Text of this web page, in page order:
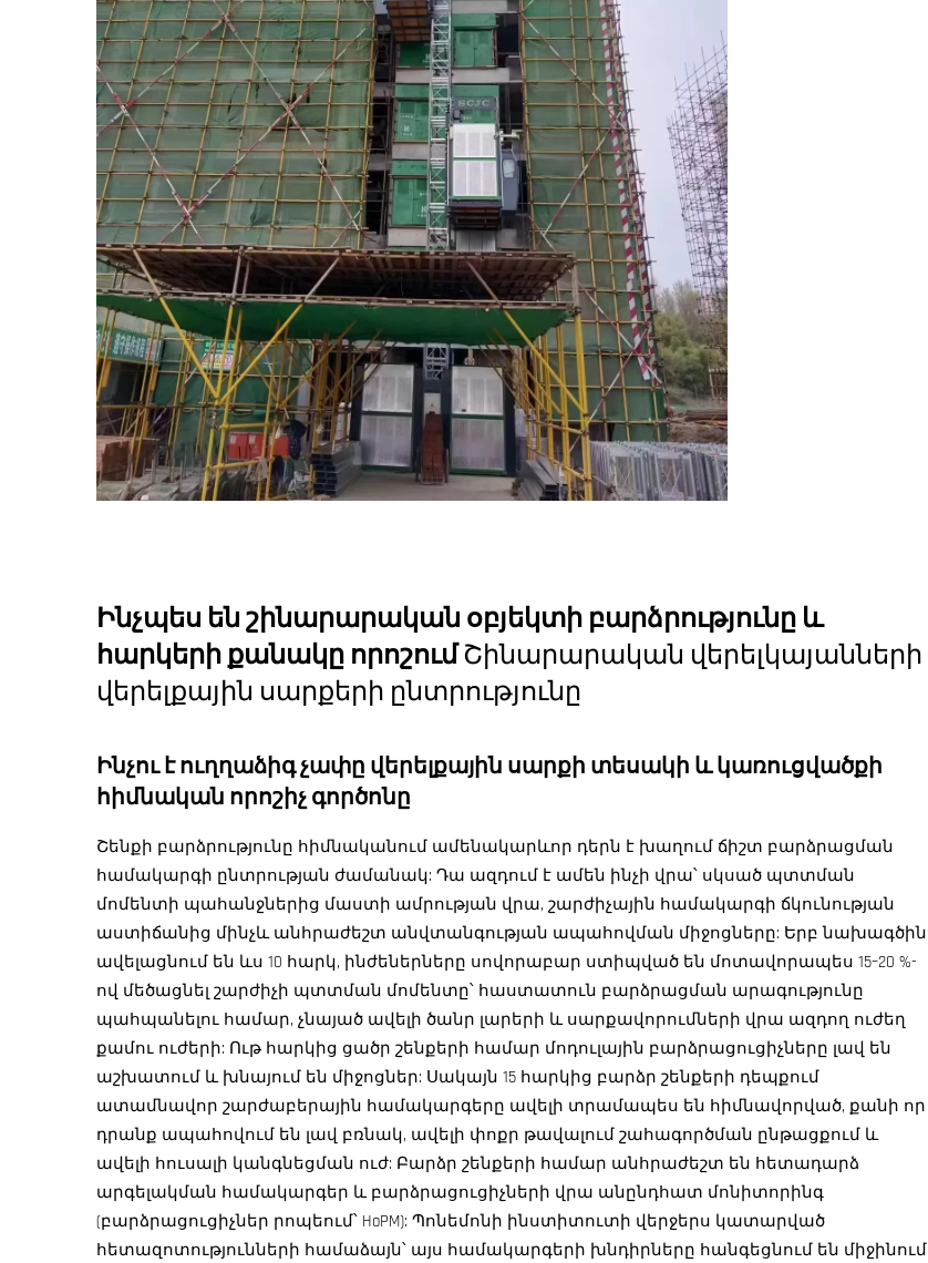
Ինչպես են շինարարական օբյեկտի բարձրությունը և
հարկերի քանակը որոշումՇինարարական վերելկայանների
վերելքային սարքերի ընտրությունը
Ինչու է ուղղաձիգ չափը վերելքային սարքի տեսակի և կառուցվածքի
հիմնական որոշիչ գործոնը
Շենքի բարձրությունը հիմնականում ամենակարևոր դերն է խաղում ճիշտ բարձրացման
համակարգի ընտրության ժամանակ: Դա ազդում է ամեն ինչի վրա՝ սկսած պտտման
մոմենտի պահանջներից մաստի ամրության վրա, շարժիչային համակարգի ճկունության
աստիճանից մինչև անհրաժեշտ անվտանգության ապահովման միջոցները: Երբ նախագծին
ավելացնում են ևս 10 հարկ, ինժեներները սովորաբար ստիպված են մոտավորապես 15–20 %-
ով մեծացնել շարժիչի պտտման մոմենտը՝ հաստատուն բարձրացման արագությունը
պահպանելու համար, չնայած ավելի ծանր լարերի և սարքավորումների վրա ազդող ուժեղ
քամու ուժերի: Ութ հարկից ցածր շենքերի համար մոդուլային բարձրացուցիչները լավ են
աշխատում և խնայում են միջոցներ: Սակայն 15 հարկից բարձր շենքերի դեպքում
ատամնավոր շարժաբերային համակարգերը ավելի տրամապես են հիմնավորված, քանի որ
դրանք ապահովում են լավ բռնակ, ավելի փոքր թավալում շահագործման ընթացքում և
ավելի հուսալի կանգնեցման ուժ: Բարձր շենքերի համար անհրաժեշտ են հետադարձ
արգելակման համակարգեր և բարձրացուցիչների վրա անընդհատ մոնիտորինգ
(բարձրացուցիչներ րոպեում՝ HoPM): Պոնեմոնի ինստիտուտի վերջերս կատարված
հետազոտությունների համաձայն՝ այս համակարգերի խնդիրները հանգեցնում են միջինում